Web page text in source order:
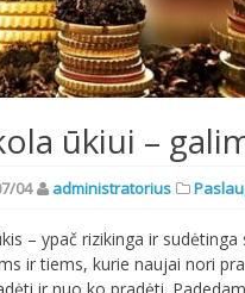
ūkiui –
04 administratorius
– ypač rizikinga ir
ir tiems, kurie naujai nori